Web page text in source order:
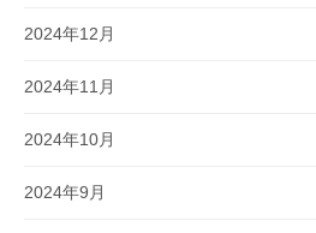
2024年12月
2024年11月
2024年10月
2024年9月